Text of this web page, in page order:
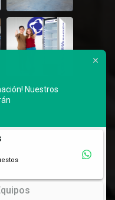
por Mall del
Nuestros